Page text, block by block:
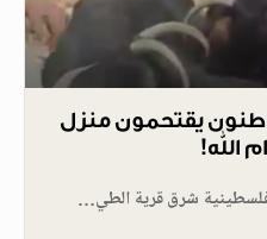
يقتحمون منزل
الله!
شرق قرية الطي…